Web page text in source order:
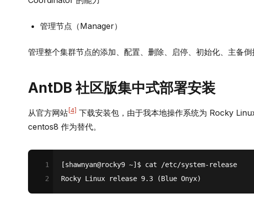
管理节点（Manager）
管理整个集群节点的添加、配置、删除、启停、初始化、主备倒
AntDB 社区版集中式部署安装
从官方网站[4] 下载安装包，由于我本地操作系统为 Rocky
centos8 作为替代。
1
2
[shawnyan@rocky9 ~]$ cat /etc/system-release
Rocky Linux release 9.3 (Blue Onyx)